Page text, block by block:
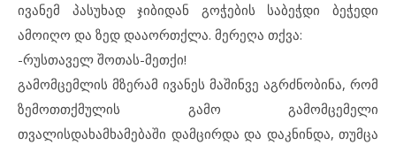
ივანემ პასუხად ჯიბიდან გოჭების საბეჭდი ბეჭედი
ამოიღო და ზედ დააორთქლა. მერეღა თქვა:
-რუსთაველ შოთას-მეთქი!
გამომცემლის მზერამ ივანეს მაშინვე აგრძნობინა, რომ
ზემოთთქმულის გამო გამომცემელი
თვალისდახამხამებაში დამცირდა და დაკნინდა, თუმცა